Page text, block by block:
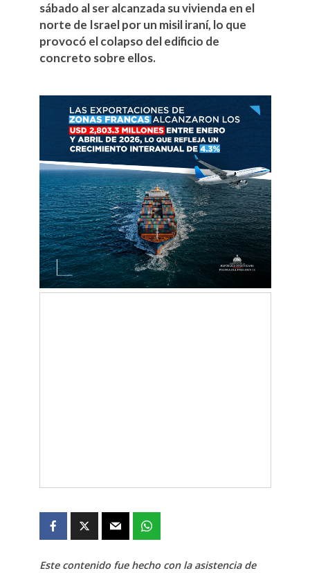
sábado al ser alcanzada su vivienda en el
norte de Israel por un misil iraní, lo que
provocó el colapso del edificio de
concreto sobre ellos.
Este contenido fue hecho con la asistencia de